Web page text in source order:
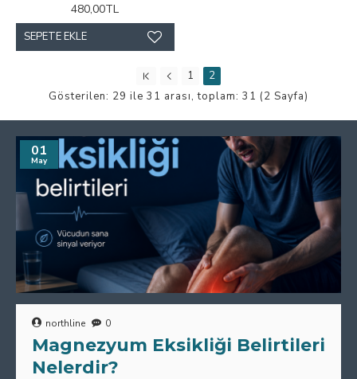
480,00TL
SEPETE EKLE
1
2
Gösterilen: 29 ile 31 arası, toplam: 31 (2 Sayfa)
01
May
northline 0
Magnezyum Eksikliği Belirtileri
Nelerdir?